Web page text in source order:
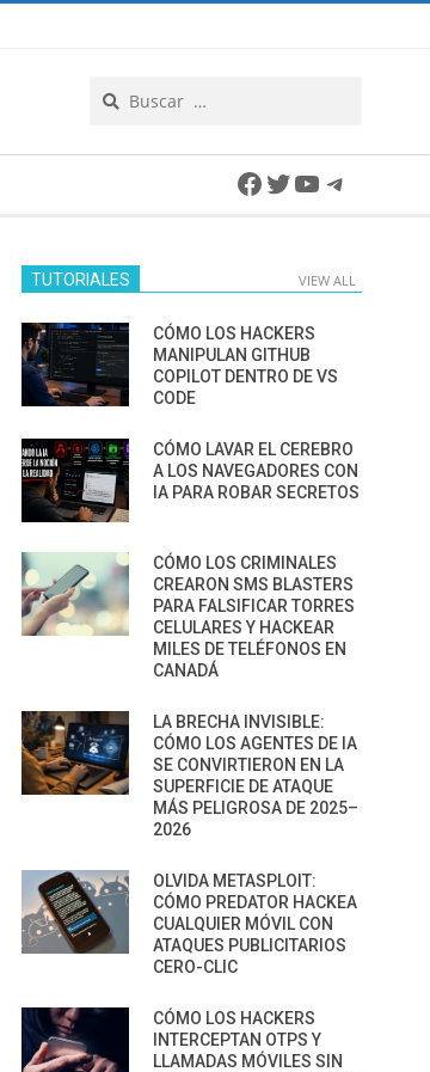
Facebook
Twitter
YouTube
TUTORIALES VIEW ALL
CÓMO LOS HACKERS
MANIPULAN GITHUB
COPILOT DENTRO DE VS
CODE
CÓMO LAVAR EL CEREBRO
A LOS NAVEGADORES CON
IA PARA ROBAR SECRETOS
CÓMO LOS CRIMINALES
CREARON SMS BLASTERS
PARA FALSIFICAR TORRES
CELULARES Y HACKEAR
MILES DE TELÉFONOS EN
CANADÁ
LA BRECHA INVISIBLE:
CÓMO LOS AGENTES DE IA
SE CONVIRTIERON EN LA
SUPERFICIE DE ATAQUE
MÁS PELIGROSA DE 2025–
2026
OLVIDA METASPLOIT:
CÓMO PREDATOR HACKEA
CUALQUIER MÓVIL CON
ATAQUES PUBLICITARIOS
CERO-CLIC
CÓMO LOS HACKERS
INTERCEPTAN OTPS Y
LLAMADAS MÓVILES SIN